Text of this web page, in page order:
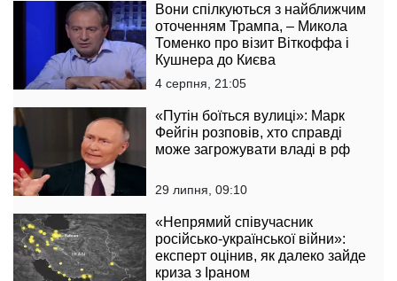
Вони спілкуються з найближчим
оточенням Трампа, – Микола
Томенко про візит Віткоффа і
Кушнера до Києва
4 серпня, 21:05
«Путін боїться вулиці»: Марк
Фейгін розповів, хто справді
може загрожувати владі в рф
29 липня, 09:10
«Непрямий співучасник
російсько-української війни»:
експерт оцінив, як далеко зайде
криза з Іраном